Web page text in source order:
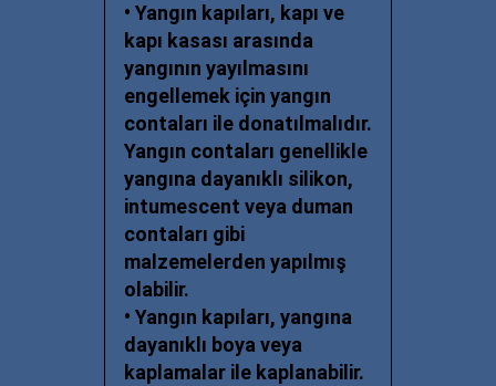
• Yangın kapıları, kapı ve
kapı kasası arasında
yangının yayılmasını
engellemek için yangın
contaları ile donatılmalıdır.
Yangın contaları genellikle
yangına dayanıklı silikon,
intumescent veya duman
contaları gibi
malzemelerden yapılmış
olabilir.
• Yangın kapıları, yangına
dayanıklı boya veya
kaplamalar ile kaplanabilir.